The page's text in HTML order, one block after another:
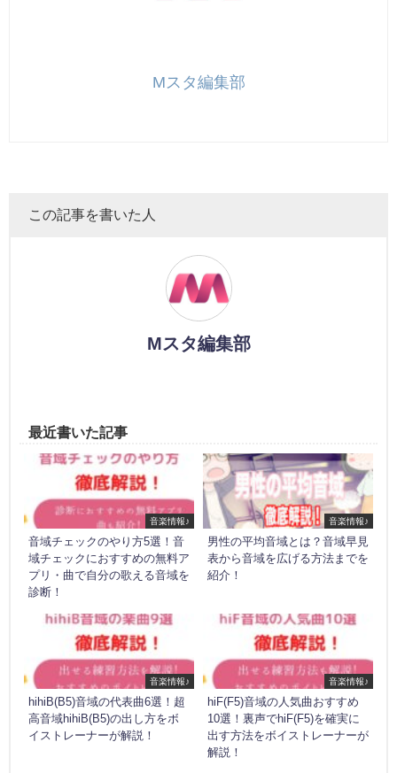
Mスタ編集部
この記事を書いた人
Mスタ編集部
最近書いた記事
音楽情報♪
音域チェックのやり方5選！音
域チェックにおすすめの無料ア
プリ・曲で自分の歌える音域を
診断！
音楽情報♪
男性の平均音域とは？音域早見
表から音域を広げる方法までを
紹介！
音楽情報♪
hihiB(B5)音域の代表曲6選！超
高音域hihiB(B5)の出し方をボ
イストレーナーが解説！
音楽情報♪
hiF(F5)音域の人気曲おすすめ
10選！裏声でhiF(F5)を確実に
出す方法をボイストレーナーが
解説！